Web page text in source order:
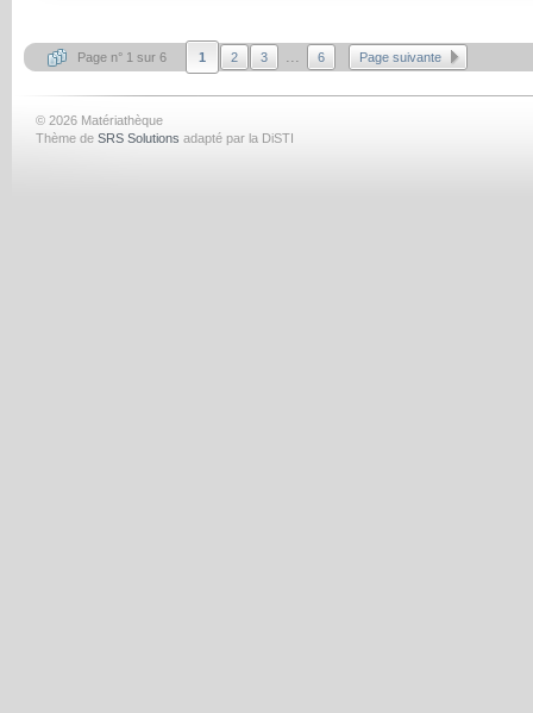
Page n° 1 sur 6 1 2 3 ... 6 Page suivante
© 2026 Matériathèque
Thème de SRS Solutions adapté par la DiSTI